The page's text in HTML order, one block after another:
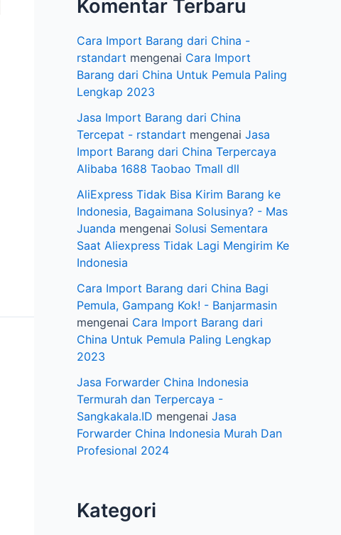
Komentar Terbaru
Cara Import Barang dari China -
rstandart mengenai Cara Import
Barang dari China Untuk Pemula Paling
Lengkap 2023
Jasa Import Barang dari China
Tercepat - rstandart mengenai Jasa
Import Barang dari China Terpercaya
Alibaba 1688 Taobao Tmall dll
AliExpress Tidak Bisa Kirim Barang ke
Indonesia, Bagaimana Solusinya? - Mas
Juanda mengenai Solusi Sementara
Saat Aliexpress Tidak Lagi Mengirim Ke
Indonesia
Cara Import Barang dari China Bagi
Pemula, Gampang Kok! - Banjarmasin
mengenai Cara Import Barang dari
China Untuk Pemula Paling Lengkap
2023
Jasa Forwarder China Indonesia
Termurah dan Terpercaya -
Sangkakala.ID mengenai Jasa
Forwarder China Indonesia Murah Dan
Profesional 2024
Kategori